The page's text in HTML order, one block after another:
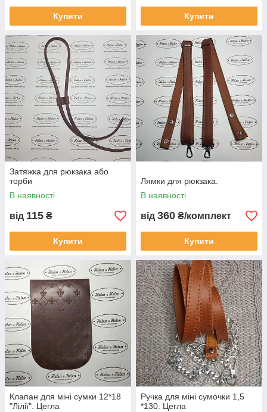
Купити Купити
Затяжка для рюкзака або
торби
В наявності
від 115 ₴
Купити
Лямки для рюкзака.
В наявності
від 360 ₴/комплект
Купити
Клапан для міні сумки 12*18
"Лілії". Цегла
Ручка для міні сумочки 1,5
*130. Цегла